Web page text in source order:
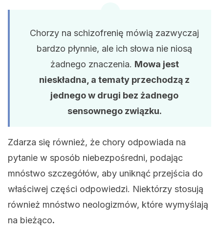
Chorzy na schizofrenię mówią zazwyczaj
bardzo płynnie, ale ich słowa nie niosą
żadnego znaczenia. Mowa jest
nieskładna, a tematy przechodzą z
jednego w drugi bez żadnego
sensownego związku.
Zdarza się również, że chory odpowiada na
pytanie w sposób niebezpośredni, podając
mnóstwo szczegółów, aby uniknąć przejścia do
właściwej części odpowiedzi. Niektórzy stosują
również mnóstwo neologizmów, które wymyślają
na bieżąco.